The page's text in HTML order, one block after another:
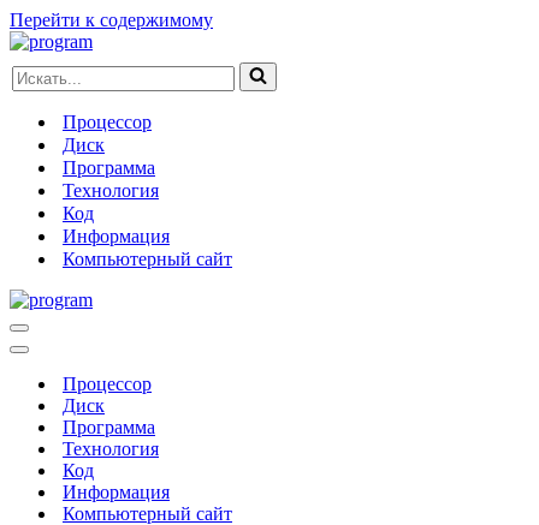
Перейти к содержимому
Искать...
Процессор
Диск
Программа
Технология
Код
Информация
Компьютерный сайт
Меню
навигации
Меню
навигацииПроцессор
Диск
Программа
Технология
Код
Информация
Компьютерный сайт